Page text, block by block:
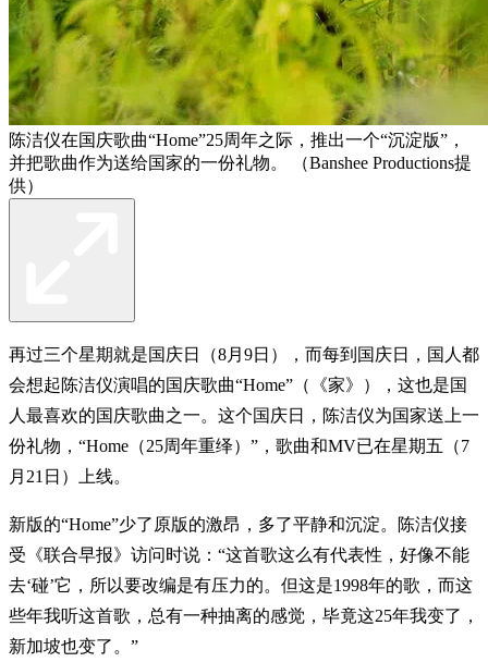
陈洁仪在国庆歌曲“Home”25周年之际，推出一个“沉淀版”，
并把歌曲作为送给国家的一份礼物。 （Banshee Productions提
供）
再过三个星期就是国庆日（8月9日），而每到国庆日，国人都
会想起陈洁仪演唱的国庆歌曲“Home”（《家》），这也是国
人最喜欢的国庆歌曲之一。这个国庆日，陈洁仪为国家送上一
份礼物，“Home（25周年重绎）”，歌曲和MV已在星期五（7
月21日）上线。
新版的“Home”少了原版的激昂，多了平静和沉淀。陈洁仪接
受《联合早报》访问时说：“这首歌这么有代表性，好像不能
去‘碰’它，所以要改编是有压力的。但这是1998年的歌，而这
些年我听这首歌，总有一种抽离的感觉，毕竟这25年我变了，
新加坡也变了。”